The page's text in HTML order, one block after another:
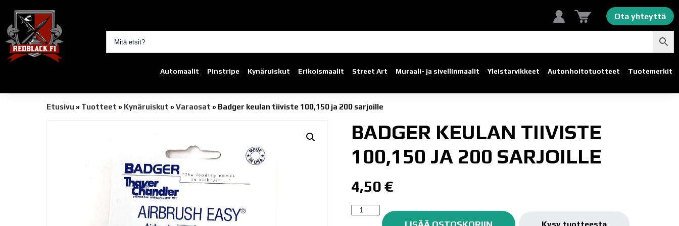
Ota yhteyttä
Automaalit Pinstripe Kynäruiskut Erikoismaalit Street Art Muraali- ja sivellinmaalit Yleistarvikkeet Autonhoito­tuotteet Tuotemerkit
Etusivu » Tuotteet » Kynäruiskut » Varaosat » Badger keulan tiiviste 100,150 ja 200 sarjoille
BADGER KEULAN TIIVISTE
100,150 JA 200 SARJOILLE
4,50€
Badger